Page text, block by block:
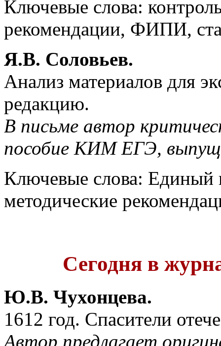
Ключевые слова:
рекомендации, ФИПИ,
Я.В. Соловьев.
Анализ материалов для
редакцию.
В письме автор
пособие КИМ ЕГЭ,
Ключевые слова: Единый
методические
Сегодня в
Ю.В. Чухонцева.
1612 год. Спасители
Автор предлагает